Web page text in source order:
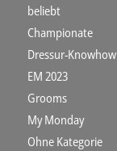
beliebt
Championate
Dressur-Knowhow
EM 2023
Grooms
My Monday
Ohne Kategorie